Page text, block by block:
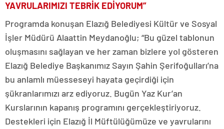
YAVRULARIMIZI TEBRİK EDİYORUM”
Programda konuşan Elazığ Belediyesi Kültür ve Sosyal
İşler Müdürü Alaattin Meydanoğlu; “Bu güzel tablonun
oluşmasını sağlayan ve her zaman bizlere yol gösteren
Elazığ Belediye Başkanımız Sayın Şahin Şerifoğulları’na
bu anlamlı müesseseyi hayata geçirdiği için
şükranlarımızı arz ediyoruz. Bugün Yaz Kur’an
Kurslarının kapanış programını gerçekleştiriyoruz.
Destekleri için Elazığ İl Müftülüğümüze ve yavrularını